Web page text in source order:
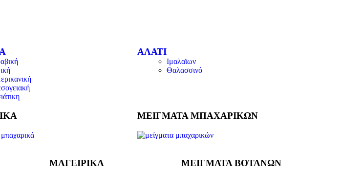
ΑΛΑΤΙ
Ιμαλαϊων
Θαλασσινό
ΜΕΙΓΜΑΤΑ ΜΠΑΧΑΡΙΚΩΝ
ΜΑΓΕΙΡΙΚΑ ΜΕΙΓΜΑΤΑ ΒΟΤΑΝΩΝ